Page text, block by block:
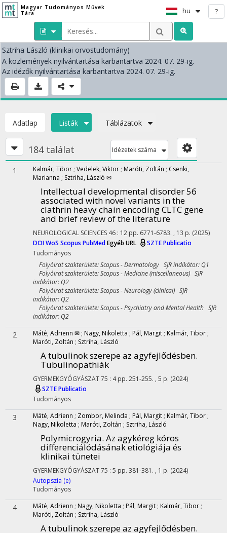
Magyar Tudományos Művek
Tára
hu ?
Sztriha László (klinikai orvostudomány)
A közlemények nyilvántartása karbantartva 2024. 07. 29-ig.
Az idézők nyilvántartása karbantartva 2024. 07. 29-ig.
Adatlap Listák Táblázatok
184 találat Idézetek száma
1 Kalmár, Tibor ; Vedelek, Viktor ; Maróti, Zoltán ; Csenki,
Marianna ; Sztriha, László ✉
Intellectual developmental disorder 56
associated with novel variants in the
clathrin heavy chain encoding CLTC gene
and brief review of the literature
NEUROLOGICAL SCIENCES 46 : 12 pp. 6771-6783. , 13 p. (2025)
DOIWoS Scopus PubMedEgyéb URL
SZTE Publicatio
Tudományos
Folyóirat szakterülete: Scopus - Dermatology SJR indikátor: Q1
Folyóirat szakterülete: Scopus - Medicine (miscellaneous) SJR
indikátor: Q2
Folyóirat szakterülete: Scopus - Neurology (clinical) SJR
indikátor: Q2
Folyóirat szakterülete: Scopus - Psychiatry and Mental Health SJR
indikátor: Q2
2 Máté, Adrienn ✉ ; Nagy, Nikoletta ; Pál, Margit ; Kalmár, Tibor ;
Maróti, Zoltán ; Sztriha, László
A tubulinok szerepe az agyfejlődésben.
Tubulinopathiák
GYERMEKGYÓGYÁSZAT75 : 4 pp. 251-255. , 5 p. (2024)
SZTE Publicatio
Tudományos
3 Máté, Adrienn ; Zombor, Melinda ; Pál, Margit ; Kalmár, Tibor ;
Nagy, Nikoletta ; Maróti, Zoltán ; Sztriha, László
Polymicrogyria. Az agykéreg kóros
differenciálódásának etiológiája és
klinikai tünetei
GYERMEKGYÓGYÁSZAT75 : 5 pp. 381-381. , 1 p. (2024)
Autopszia (e)
Tudományos
4 Máté, Adrienn ; Nagy, Nikoletta ; Pál, Margit ; Kalmár, Tibor ;
Maróti, Zoltán ; Sztriha, László
A tubulinok szerepe az agyfejlődésben.